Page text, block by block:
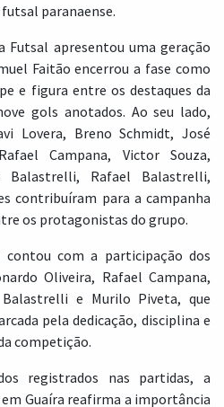
paranaense.
Futsal apresentou uma geração
Faitão encerrou a fase como
e figura entre os destaques da
gols anotados. Ao seu lado,
Lovera, Breno Schmidt, José
Campana, Victor Souza,
Balastrelli, Rafael Balastrelli,
contribuíram para a campanha
os protagonistas do grupo.
contou com a participação dos
Oliveira, Rafael Campana,
e Murilo Piveta, que
pela dedicação, disciplina e
competição.
registrados nas partidas, a
Guaíra reafirma a importância